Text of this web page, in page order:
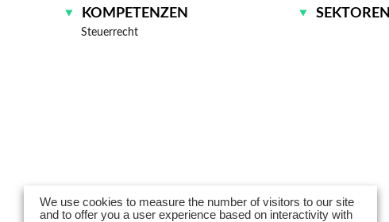
KOMPETENZEN
Steuerrecht
SEKTOREN
We use cookies to measure the number of visitors to our site
and to offer you a user experience based on interactivity with